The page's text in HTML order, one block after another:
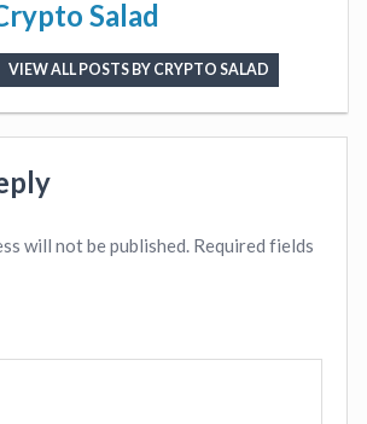
Salad
VIEW ALL POSTS BY CRYPTO SALAD
will not be published. Required fields